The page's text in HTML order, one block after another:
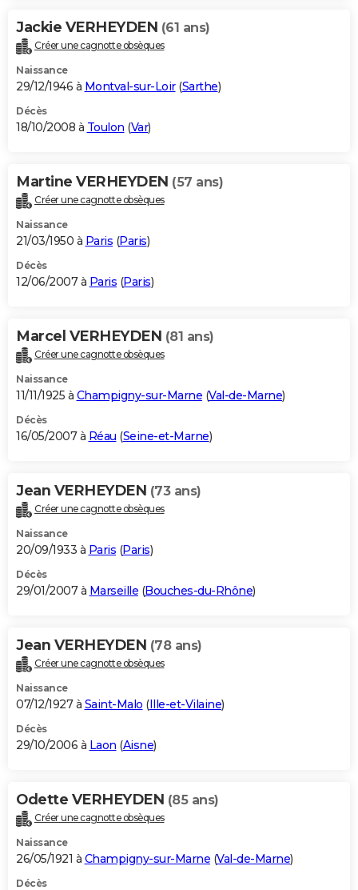
Jackie VERHEYDEN (61 ans)
Créer une cagnotte obsèques
Naissance
29/12/1946 à Montval-sur-Loir(Sarthe)
Décès
18/10/2008 à Toulon (Var)
Martine VERHEYDEN (57 ans)
Créer une cagnotte obsèques
Naissance
21/03/1950 à Paris (Paris)
Décès
12/06/2007 à Paris (Paris)
Marcel VERHEYDEN (81 ans)
Créer une cagnotte obsèques
Naissance
11/11/1925 à Champigny-sur-Marne (Val-de-Marne)
Décès
16/05/2007 à Réau (Seine-et-Marne)
Jean VERHEYDEN (73 ans)
Créer une cagnotte obsèques
Naissance
20/09/1933 à Paris (Paris)
Décès
29/01/2007 à Marseille (Bouches-du-Rhône)
Jean VERHEYDEN (78 ans)
Créer une cagnotte obsèques
Naissance
07/12/1927 à Saint-Malo (Ille-et-Vilaine)
Décès
29/10/2006 à Laon (Aisne)
Odette VERHEYDEN (85 ans)
Créer une cagnotte obsèques
Naissance
26/05/1921 à Champigny-sur-Marne (Val-de-Marne)
Décès